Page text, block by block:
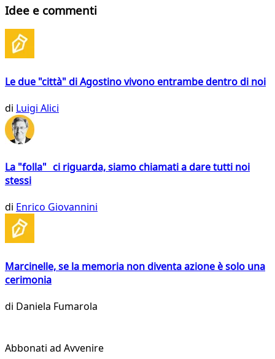
Idee e commenti
Le due "città" di Agostino vivono entrambe dentro di noi
di Luigi Alici
La "folla" ci riguarda, siamo chiamati a dare tutti noi
stessi
di Enrico Giovannini
Marcinelle, se la memoria non diventa azione è solo una
cerimonia
di Daniela Fumarola
Abbonati ad Avvenire